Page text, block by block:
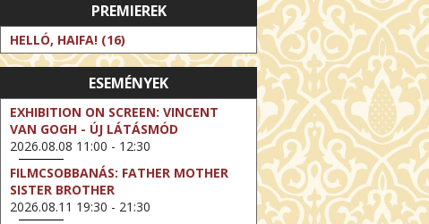
PREMIEREK
HELLÓ, HAIFA! (16)
ESEMÉNYEK
EXHIBITION ON SCREEN: VINCENT
VAN GOGH - ÚJ LÁTÁSMÓD
2026.08.08 11:00 - 12:30
FILMCSOBBANÁS: FATHER MOTHER
SISTER BROTHER
2026.08.11 19:30 - 21:30